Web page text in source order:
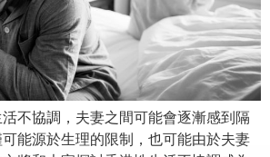
不協調，夫妻之間可能會逐漸感到隔
能源於生理的限制，也可能由於夫妻